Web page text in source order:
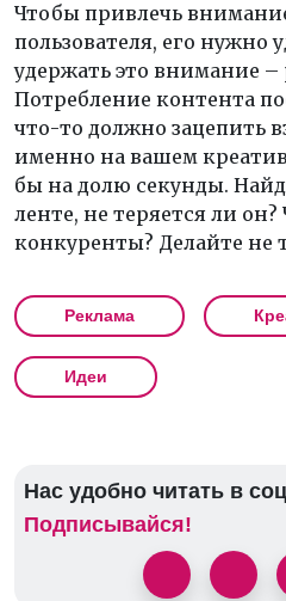
Чтобы привлечь
пользователя, его нужно
удержать это внимание –
Потребление контента
что-то должно зацепить
именно на вашем
бы на долю секунды.
ленте, не теряется ли он?
конкуренты? Делайте не
Реклама
Идеи
Нас удобно читать в
Подписывайся!